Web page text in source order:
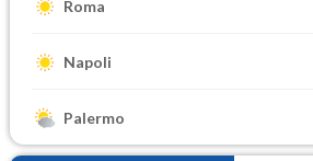
Roma
Napoli
Palermo